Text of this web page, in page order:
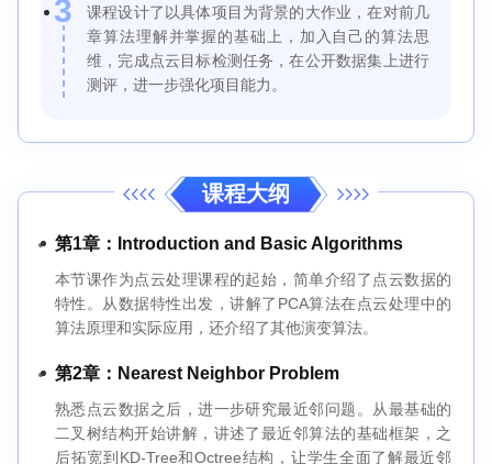
3
课程设计了以具体项目为背景的大作业，在对前几
章算法理解并掌握的基础上，加入自己的算法思
维，完成点云目标检测任务，在公开数据集上进行
测评，进一步强化项目能力。
课程大纲
第1章：Introduction and Basic Algorithms
本节课作为点云处理课程的起始，简单介绍了点云数据的
特性。从数据特性出发，讲解了PCA算法在点云处理中的
算法原理和实际应用，还介绍了其他演变算法。
第2章：Nearest Neighbor Problem
熟悉点云数据之后，进一步研究最近邻问题。从最基础的
二叉树结构开始讲解，讲述了最近邻算法的基础框架，之
后拓宽到KD-Tree和Octree结构，让学生全面了解最近邻